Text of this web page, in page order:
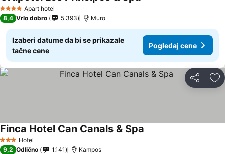
4 ZvezdiceApart hotel
8,4 Vrlo dobro 5.393 Muro
Izaberi datume da bi se prikazale
tačne cene
Pogledaj cene
Deli
3 Zvezdice
Hotel
Finca Hotel Can Canals & Spa
9,2 Odlično 1.141 Kampos